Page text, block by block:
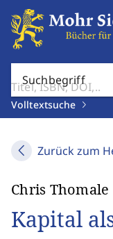
Suchbegriff
Volltextsuche
Zurück zum
Chris Thomale
Kapital